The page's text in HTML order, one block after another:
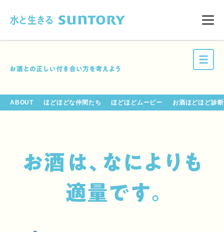
メ
ABOUT ほどほどな仲間たち ほどほどムービー お酒ほどほど診断